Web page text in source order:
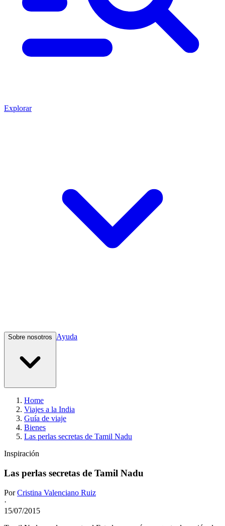
Explorar
Sobre nosotros Ayuda
Home
Viajes a la India
Guía de viaje
Bienes
Las perlas secretas de Tamil Nadu
Inspiración
Las perlas secretas de Tamil Nadu
PorCristina Valenciano Ruiz
·
15/07/2015